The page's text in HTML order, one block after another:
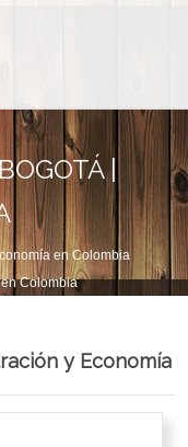
|
en Colombia
Colombia
y Economía